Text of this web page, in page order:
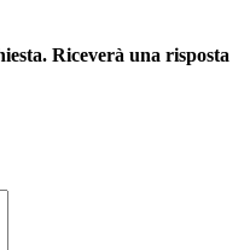
Riceverà una risposta